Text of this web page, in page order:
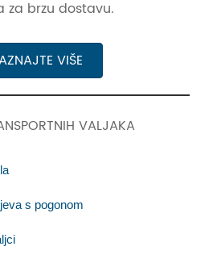
za brzu dostavu.
VIŠE
VALJAKA
s pogonom